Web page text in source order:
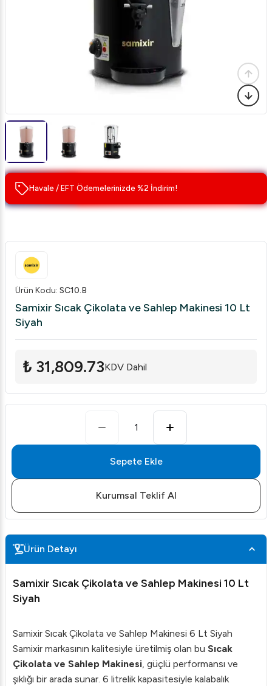
Havale / EFT Ödemelerinizde %2 İndirim!
Ürün Kodu: SC10.B
Samixir Sıcak Çikolata ve Sahlep Makinesi 10 Lt
Siyah
₺ 31,809.73KDV Dahil
1
Sepete Ekle
Kurumsal Teklif Al
Ürün Detayı
Samixir Sıcak Çikolata ve Sahlep Makinesi 10 Lt
Siyah
Samixir Sıcak Çikolata ve Sahlep Makinesi 6 Lt Siyah
Samixir markasının kalitesiyle üretilmiş olan bu Sıcak
Çikolata ve Sahlep Makinesi, güçlü performansı ve
şıklığı bir arada sunar. 6 litrelik kapasitesiyle kalabalık